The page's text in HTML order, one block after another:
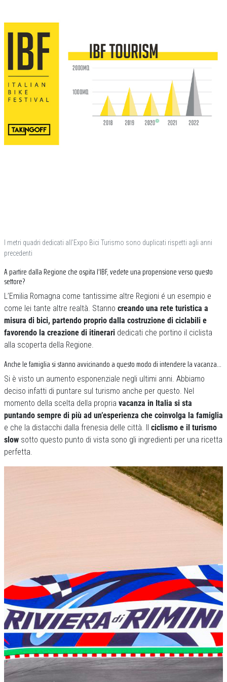
I metri quadri dedicati all’Expo Bici Turismo sono duplicati rispetti agli anni
precedenti
A partire dalla Regione che ospita l’IBF, vedete una propensione verso questo
settore?
L’Emilia Romagna come tantissime altre Regioni é un esempio e
come lei tante altre realtà. Stanno creando una rete turistica a
misura di bici, partendo proprio dalla costruzione di ciclabili e
favorendo la creazione di itinerari dedicati che portino il ciclista
alla scoperta della Regione.
Anche le famiglia si stanno avvicinando a questo modo di intendere la vacanza…
Si è visto un aumento esponenziale negli ultimi anni. Abbiamo
deciso infatti di puntare sul turismo anche per questo. Nel
momento della scelta della propria vacanza in Italia si sta
puntando sempre di più ad un’esperienza che coinvolga la famiglia
e che la distacchi dalla frenesia delle città. Il ciclismo e il turismo
slow sotto questo punto di vista sono gli ingredienti per una ricetta
perfetta.